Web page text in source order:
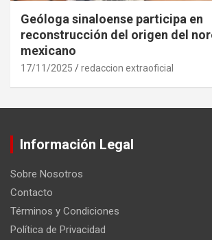
Geóloga sinaloense participa en
reconstrucción del origen del
mexicano
17/11/2025 redaccion extraoficial
Información Legal
Sobre Nosotros
Contacto
Términos y Condiciones
Política de Privacidad